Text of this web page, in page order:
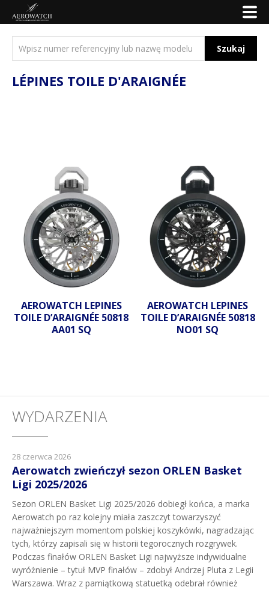
Szukaj
LÉPINES TOILE D'ARAIGNÉE
AEROWATCH LEPINES
TOILE D’ARAIGNÉE 50818
AA01 SQ
AEROWATCH LEPINES
TOILE D’ARAIGNÉE 50818
NO01 SQ
WYDARZENIA
28 czerwca 2026
Aerowatch zwieńczył sezon ORLEN Basket
Ligi 2025/2026
Sezon ORLEN Basket Ligi 2025/2026 dobiegł końca, a marka
Aerowatch po raz kolejny miała zaszczyt towarzyszyć
najważniejszym momentom polskiej koszykówki, nagradzając
tych, którzy zapisali się w historii tegorocznych rozgrywek.
Podczas finałów ORLEN Basket Ligi najwyższe indywidualne
wyróżnienie – tytuł MVP finałów – zdobył Andrzej Pluta z Legii
Warszawa. Wraz z pamiątkową statuetką odebrał również